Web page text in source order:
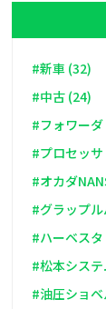
#新車 (32)
#中古 (24)
#フォワー
#プロセッ
#オカダ
#グラップ
#ハーベス
#松本シス
#油圧ショ